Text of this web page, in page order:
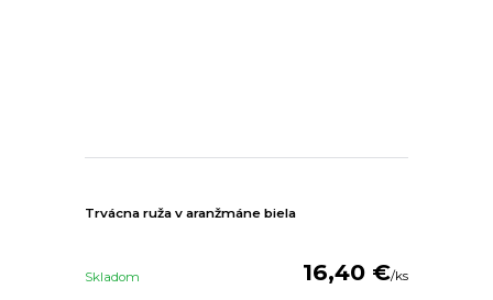
Trvácna ruža v aranžmáne biela
16,40 €/ks
Skladom